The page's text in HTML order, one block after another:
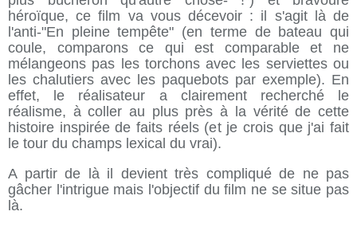
héroïque, ce film va vous décevoir : il s'agit là de
l'anti-"En pleine tempête" (en terme de bateau qui
coule, comparons ce qui est comparable et ne
mélangeons pas les torchons avec les serviettes ou
les chalutiers avec les paquebots par exemple). En
effet, le réalisateur a clairement recherché le
réalisme, à coller au plus près à la vérité de cette
histoire inspirée de faits réels (et je crois que j'ai fait
le tour du champs lexical du vrai).
A partir de là il devient très compliqué de ne pas
gâcher l'intrigue mais l'objectif du film ne se situe pas
là.